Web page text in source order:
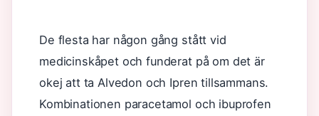
De flesta har någon gång stått vid
medicinskåpet och funderat på om det är
okej att ta Alvedon och Ipren tillsammans.
Kombinationen paracetamol och ibuprofen